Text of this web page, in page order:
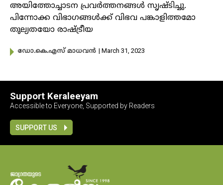
അയിത്തോച്ചാടന പ്രവർത്തനങ്ങൾ സൃഷ്ടിച്ചു.
പിന്നോക്ക വിഭാഗങ്ങൾക്ക് വിഭവ പങ്കാളിത്തമോ
തുല്യതയോ രാഷ്ട്രീയ
ഡോ.കെ.എസ് മാധവൻ | March 31, 2023
Support Keraleeyam
Accessible to Everyone, Supported by Readers
SUPPORT US